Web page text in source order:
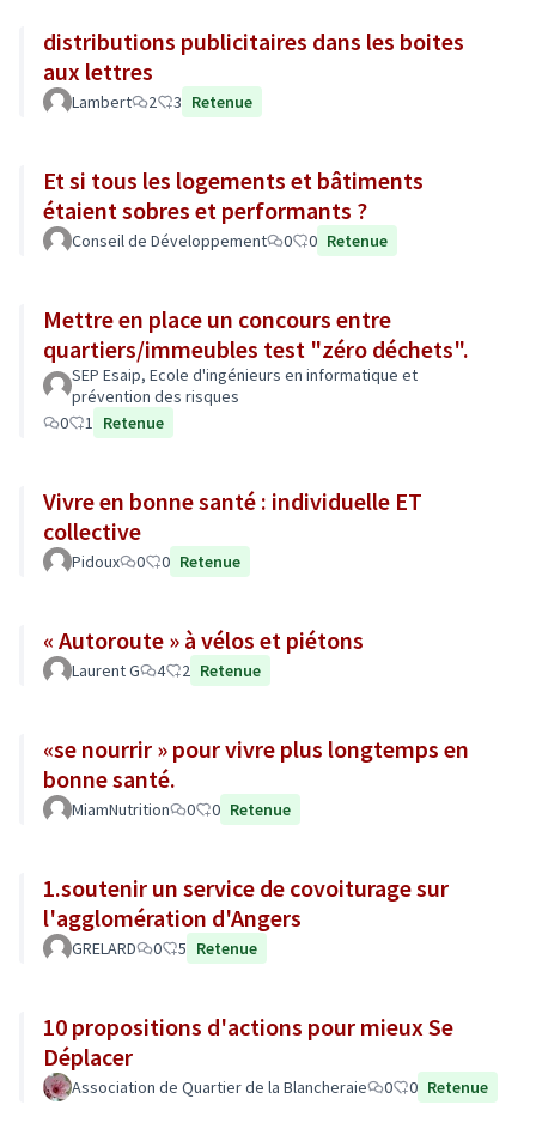
distributions publicitaires dans les boites
aux lettres
Lambert 2 3 Retenue
Et si tous les logements et bâtiments
étaient sobres et performants ?
Conseil de Développement 0 0 Retenue
Mettre en place un concours entre
quartiers/immeubles test "zéro déchets".
SEP Esaip, Ecole d'ingénieurs en informatique et
prévention des risques
0
1 Retenue
Vivre en bonne santé : individuelle ET
collective
Pidoux 0 0 Retenue
« Autoroute » à vélos et piétons
Laurent G 4 2 Retenue
«se nourrir » pour vivre plus longtemps en
bonne santé.
MiamNutrition 0 0 Retenue
1.soutenir un service de covoiturage sur
l'agglomération d'Angers
GRELARD 0 5 Retenue
10 propositions d'actions pour mieux Se
Déplacer
Association de Quartier de la Blancheraie 0 0 Retenue